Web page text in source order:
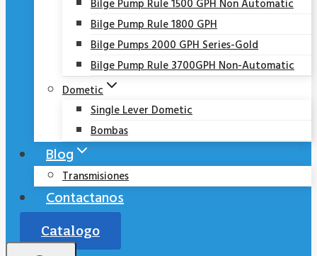
Bilge Pump Rule 1500 GPH Non Automatic
Bilge Pump Rule 1800 GPH
Bilge Pumps 2000 GPH Series-Gold
Bilge Pump Rule 3700GPH Non-Automatic
Dometic
Single Lever Dometic
Bombas
Blog
Transmisiones
Contactanos
Catalogo